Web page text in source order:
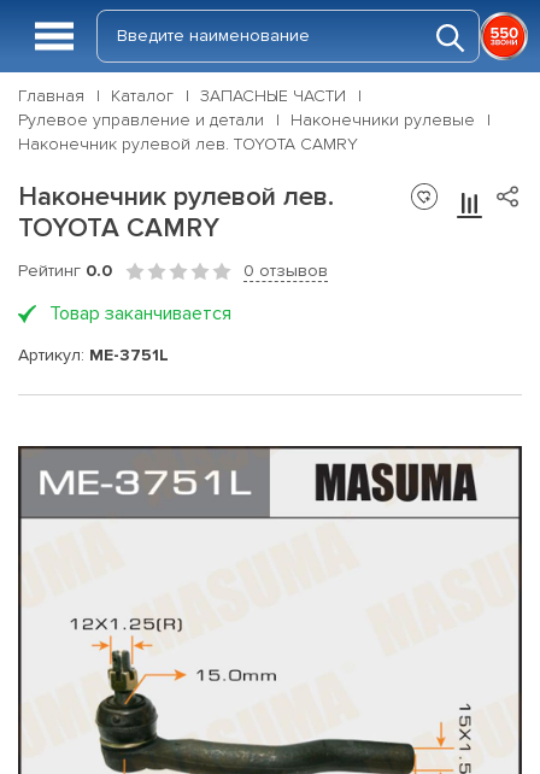
Главная Каталог
ЗАПАСНЫЕ ЧАСТИ
Рулевое управление и детали
Наконечники рулевые
Наконечник рулевой лев. TOYOTA CAMRY
Наконечник рулевой лев.
TOYOTA CAMRY
Рейтинг 0.0 0 отзывов
Товар заканчивается
Артикул: ME-3751L